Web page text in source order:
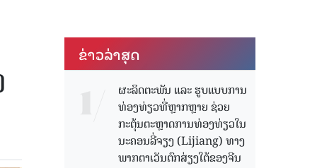
ຂ່າວ​ລ່າ​ສຸດ
ຜະລິດຕະພັນ ແລະ ຮູບແບບການ
ທ່ອງທ່ຽວທີ່ຫຼາກຫຼາຍ ຊ່ວຍ
ກະຕຸ້ນຕະຫຼາດການທ່ອງທ່ຽວໃນ
ນະຄອນລີ່ຈຽງ (Lijiang) ທາງ
ພາກຕາເວັນຕົກສ່ຽງໃຕ້ຂອງຈີນ